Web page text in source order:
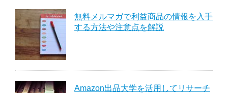
無料メルマガで利益商品の情報を入手
する方法や注意点を解説
Amazon出品大学を活用してリサーチ